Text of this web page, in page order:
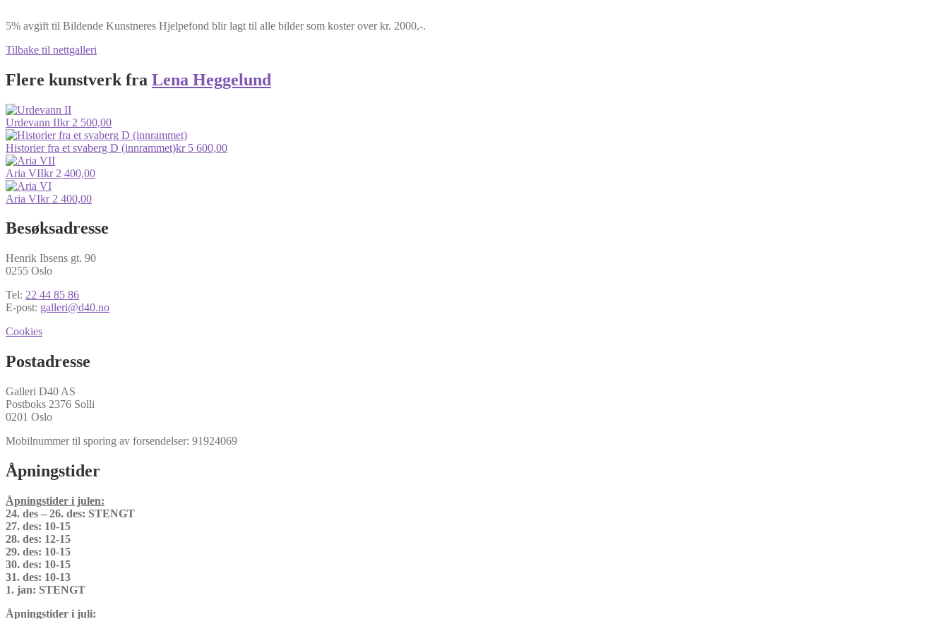
5% avgift til Bildende Kunstneres Hjelpefond blir lagt til alle bilder som koster over kr. 2000,-.
Tilbake til nettgalleri
Flere kunstverk fra Lena Heggelund
Urdevann IIkr2 500,00
Historier fra et svaberg D (innrammet)kr5 600,00
Aria VIIkr2 400,00
Aria VIkr2 400,00
Besøksadresse
Henrik Ibsens gt. 90
0255 Oslo
Tel: 22 44 85 86
E-post: galleri@d40.no
Cookies
Postadresse
Galleri D40 AS
Postboks 2376 Solli
0201 Oslo
Mobilnummer til sporing av forsendelser: 91924069
Åpningstider
Åpningstider i julen:
24. des – 26. des: STENGT
27. des: 10-15
28. des: 12-15
29. des: 10-15
30. des: 10-15
31. des: 10-13
1. jan: STENGT
Åpningstider i juli: